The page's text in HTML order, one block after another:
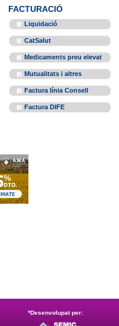
FACTURACIÓ
Liquidació
CatSalut
Medicaments preu elevat
Mutualitats i altres
Factura línia Consell
Factura DIFE
*Desenvolupat per: